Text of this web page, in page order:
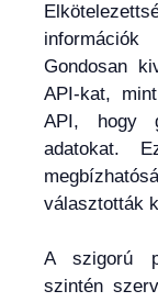
információk
Gondosan
API-kat,
API, hogy
adatokat.
választották
A szigorú
szintén